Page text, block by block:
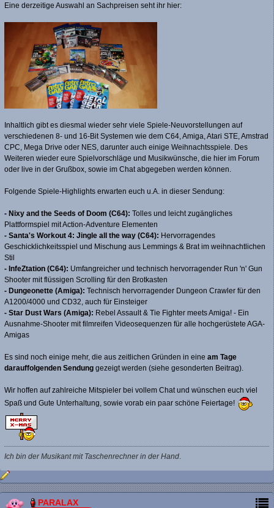
Eine derzeitige Auswahl an Sachpreisen seht ihr hier:
Inhaltlich gibt es diesmal wieder sehr viele Spiele-Neuvorstellungen auf
verschiedenen 8- und 16-Bit Systemen wie dem C64, Amiga, Atari STE, Amstrad
CPC, Mega Drive oder NES, darunter auch einige Weihnachtsspiele. Des
Weiteren wieder eure Spielvorschläge und Musikwünsche, die hier im Forum
oder live in der Grußbox, sowie im Chat abgegeben werden können.
Folgende Spiele-Highlights erwarten euch u.A. in dieser Sendung:
- Nixy and the Seeds of Doom (C64): Tolles und leicht zugängliches
Plattformspiel mit Action-Adventure Elementen
- Santa's Workout 4: Jingle all the way (C64): Hervorragendes
Geschicklichkeitsspiel und Mischung aus Lemmings & Brat im weihnachtlichen
Stil
- InfeZtation (C64): Umfangreicher und technisch hervorragender Run 'n' Gun
Shooter mit flüssigen Scrolling für den Brotkasten
- Dungeonette (Amiga): Technisch hervorragender Dungeon Crawler für den
A1200/4000 und CD32, auch für Einsteiger
- Star Dust Wars (Amiga): Rebel Assault & Tie Fighter meets Amiga! - Ein
Ausnahme-Shooter mit filmreifen Videosequenzen für alle hochgerüstete AGA-
Amigas
Es sind noch einige mehr, die aus zeitlichen Gründen in eine am Tage
darauffolgenden Sendung gezeigt werden (siehe gesonderten Beitrag).
Wir hoffen auf zahlreiche Mitspieler bei vollem Chat und wünschen euch viel
Spaß und Gute Unterhaltung, sowie vorab ein paar schöne Feiertage!
Ich bin der Musikant mit Taschenrechner in der Hand.
PARALAX